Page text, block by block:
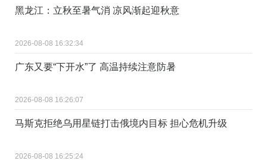
黑龙江：立秋至暑气消 凉风渐起迎秋意
2026-08-08 16:32:34
广东又要“下开水”了 高温持续注意防暑
2026-08-08 16:26:07
马斯克拒绝乌用星链打击俄境内目标 担心危机升级
2026-08-08 16:25:24